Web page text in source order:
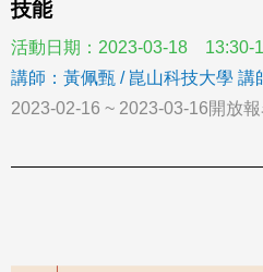
技能
活動日期：2023-03-18 13:30-
講師：黃佩甄 / 崑山科技大學 講
2023-02-16 ~ 2023-03-16開放報